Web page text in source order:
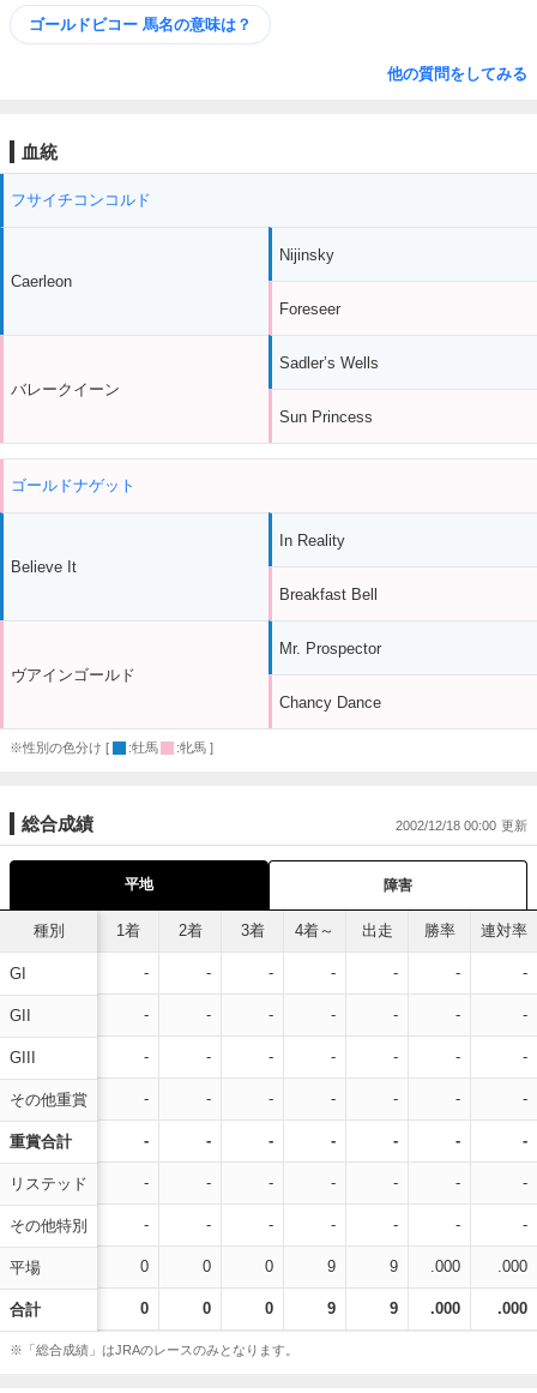
ゴールドビコー 馬名の意味は？
他の質問をしてみる
血統
フサイチコンコルド
Caerleon
バレークイーン
Nijinsky
Foreseer
Sadler’s Wells
Sun Princess
ゴールドナゲット
Believe It
ヴアインゴールド
In Reality
Breakfast Bell
Mr. Prospector
Chancy Dance
※性別の色分け [ :牡馬 :牝馬 ]
総合成績 2002/12/18 00:00
平地 障害
種別
GI
GII
GIII
その他重賞
重賞合計
リステッド
その他特別
平場
合計
1着 2着 3着 4着～ 出走 勝率 連対率
- - - - - - -
- - - - - - -
- - - - - - -
- - - - - - -
- - - - - - -
- - - - - - -
- - - - - - -
0 0 0 9 9 .000 .000
0 0 0 9 9 .000 .000
※「総合成績」はJRAのレースのみとなります。